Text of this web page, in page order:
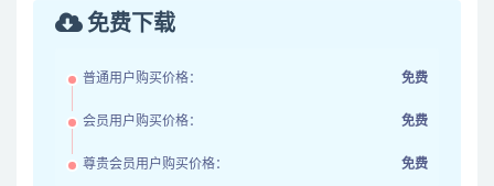
免费下载
普通用户购买价格： 免费
会员用户购买价格： 免费
尊贵会员用户购买价格： 免费